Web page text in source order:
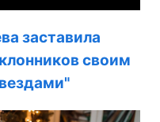
заставила
своим